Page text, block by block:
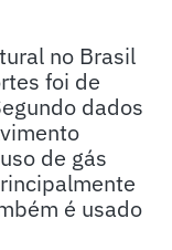
no Brasil
foi de
dados
de gás
é usado